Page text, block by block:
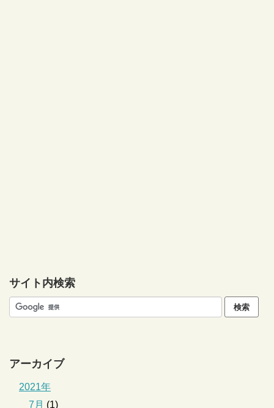
サイト内検索
アーカイブ
2021年
7月 (1)